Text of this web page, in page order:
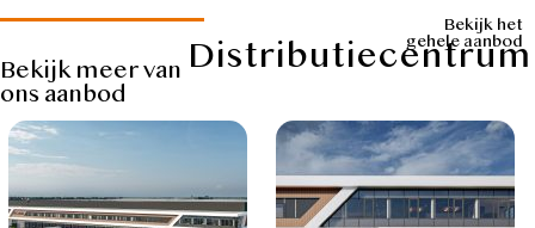
Bekijk het
gehele aanbod
Bekijk meer van
ons aanbod